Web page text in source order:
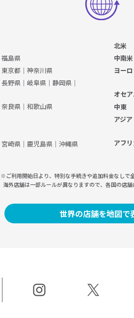
福島県
東京都 ｜ 神奈川県
長野県 ｜ 岐阜県 ｜ 静岡県 ｜
奈良県 ｜ 和歌山県
宮崎県 ｜ 鹿児島県 ｜ 沖縄県
北米
中南米
ヨー
オセ
中東
アジア
アフリ
世界の店舗を地図で
※ご利用開始日より、特別な手続きや追加料金なしで
海外店舗は一部ルールが異なりますので、 各国の店舗